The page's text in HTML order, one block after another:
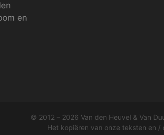
en
© 2012 – 2026 Van den Heuvel & Van
Het kopiëren van onze teksten en /